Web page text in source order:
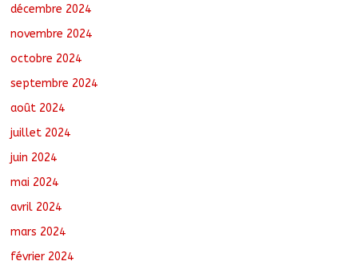
décembre 2024
novembre 2024
octobre 2024
septembre 2024
août 2024
juillet 2024
juin 2024
mai 2024
avril 2024
mars 2024
février 2024